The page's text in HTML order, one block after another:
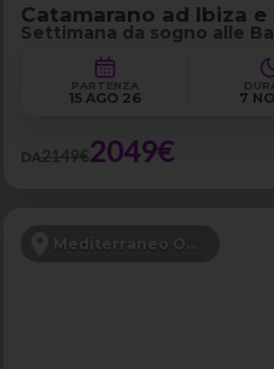
Catamarano ad Ibiza
Settimana da sogno alle
PARTENZA
15 AGO 26 7
DA2149€2049€
Mediterraneo Occidentale